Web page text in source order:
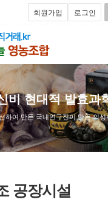
회원가입 로그인
비 현대적 발효과
하여 만든 국내연구진이 만든 의성
공장시설